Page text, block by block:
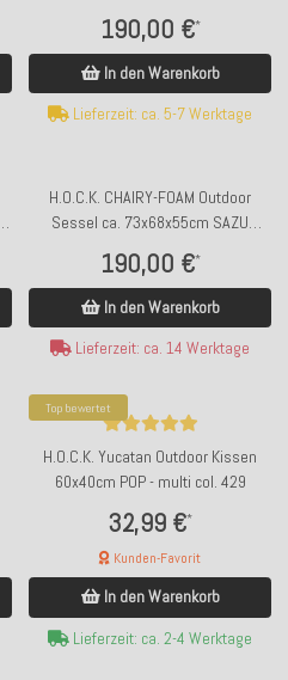
190,00 €*
In den Warenkorb
Lieferzeit: ca. 5-7 Werktage
H.O.C.K. CHAIRY-FOAM Outdoor
Sessel ca. 73x68x55cm SAZU
190,00 €*
In den Warenkorb
Lieferzeit: ca. 14 Werktage
Top bewertet
H.O.C.K. Yucatan Outdoor Kissen
60x40cm POP - multi col. 429
32,99 €*
Kunden-Favorit
In den Warenkorb
Lieferzeit: ca. 2-4 Werktage